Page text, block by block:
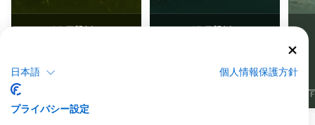
66目撃例 45目撃例
F
日本語 個人情報保護方針
プライバシー設定